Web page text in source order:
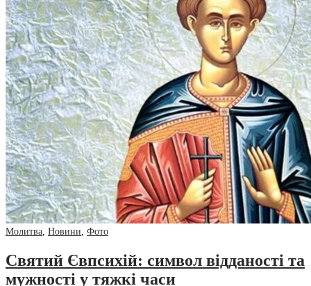
Молитва Новини Фото
Святий Євпсихій: символ відданості та
мужності у тяжкі часи